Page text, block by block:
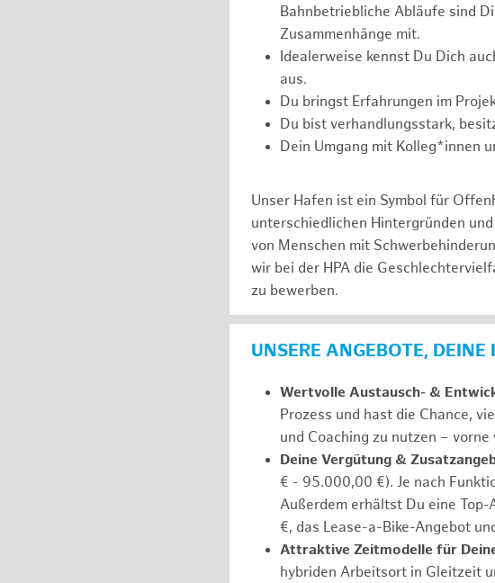
Bahnbetriebliche Abläufe sind
Zusammenhänge mit.
Idealerweise kennst Du Dich
aus.
Du bringst Erfahrungen im
Du bist verhandlungsstark,
Dein Umgang mit Kolleg*innen
Unser Hafen ist ein Symbol für
unterschiedlichen Hintergründen
von Menschen mit
wir bei der HPA die
zu bewerben.
UNSERE ANGEBOTE,
Wertvolle Austausch- &
Prozess und hast die Chance,
und Coaching zu nutzen –
Deine Vergütung &
€ - 95.000,00 €). Je nach
Außerdem erhältst Du eine
€, das Lease-a-Bike-Angebot
Attraktive Zeitmodelle für
hybriden Arbeitsort in Gleitzeit